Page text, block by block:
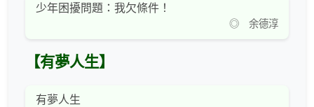
少年困擾問題：我欠條件！
◎ 余德淳
【有夢人生】
有夢人生